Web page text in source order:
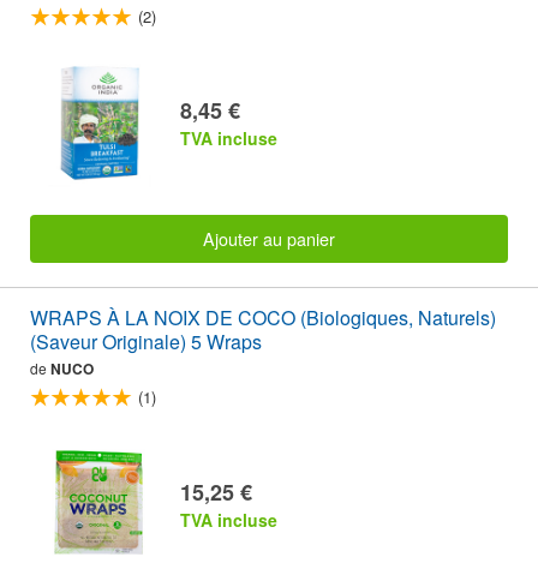
(2)
8,45 €
TVA incluse
Ajouter au panier
WRAPS À LA NOIX DE COCO (Biologiques, Naturels)
(Saveur Originale) 5 Wraps
de NUCO
(1)
15,25 €
TVA incluse